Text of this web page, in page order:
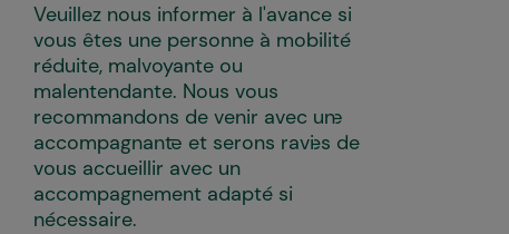
Veuillez nous informer à l'avance si
vous êtes une personne à mobilité
réduite, malvoyante ou
malentendante. Nous vous
recommandons de venir avec un·e
accompagnant·e et serons ravi·es de
vous accueillir avec un
accompagnement adapté si
nécessaire.